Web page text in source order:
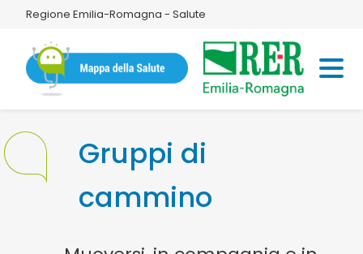
Regione Emilia-Romagna - Salute
Gruppi di
cammino